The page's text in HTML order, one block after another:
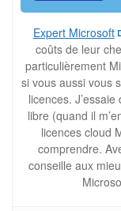
Expert Microsoft
coûts de leur
particulièrement
si vous aussi vous
licences.
libre (quand il
licences cloud
comprendre.
conseille aux